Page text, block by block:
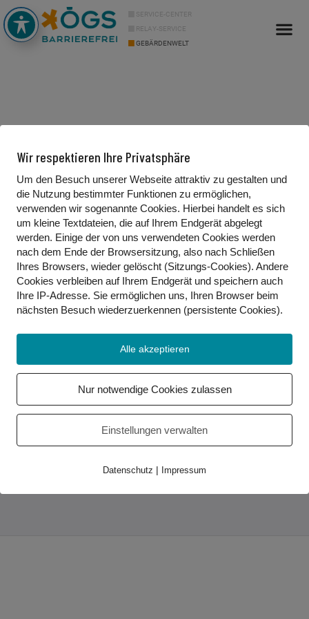
SERVICE-CENTER
RELAY-SERVICE
GEBÄRDENWELT
Kontakt
Gebärdenwelt.tv
Waldgasse 13/2
1100 Wien, Österreich
Impressum
Service-Center
Wir respektieren Ihre Privatsphäre
Um den Besuch unserer Webseite attraktiv zu gestalten und
die Nutzung bestimmter Funktionen zu ermöglichen,
verwenden wir sogenannte Cookies. Hierbei handelt es sich
um kleine Textdateien, die auf Ihrem Endgerät abgelegt
werden. Einige der von uns verwendeten Cookies werden
nach dem Ende der Browsersitzung, also nach Schließen
Ihres Browsers, wieder gelöscht (Sitzungs-Cookies). Andere
Cookies verbleiben auf Ihrem Endgerät und speichern auch
Ihre IP-Adresse. Sie ermöglichen uns, Ihren Browser beim
nächsten Besuch wiederzuerkennen (persistente Cookies).
Alle akzeptieren
Nur notwendige Cookies zulassen
Einstellungen verwalten
Datenschutz | Impressum